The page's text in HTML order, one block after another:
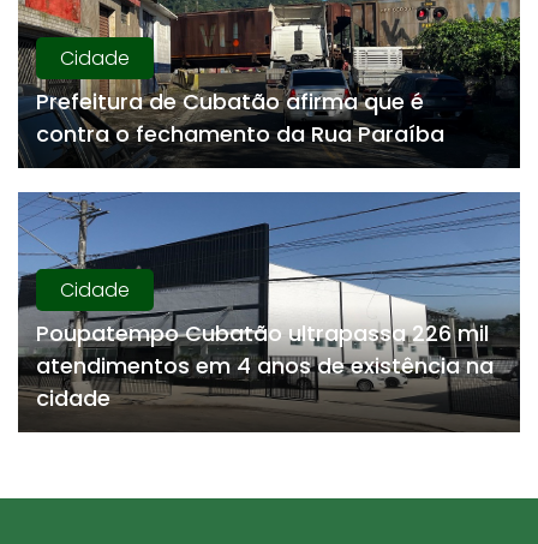
Cidade
Prefeitura de Cubatão afirma que é
contra o fechamento da Rua Paraíba
Cidade
Poupatempo Cubatão ultrapassa 226 mil
atendimentos em 4 anos de existência na
cidade